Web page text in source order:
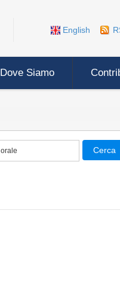
English
Dove Siamo
Cerca